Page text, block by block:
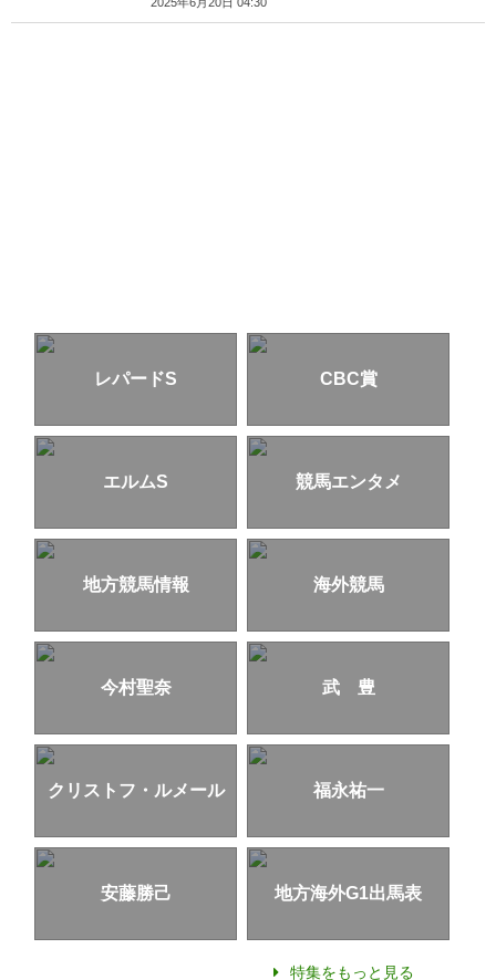
レパードS CBC賞
エルムS 競馬エンタメ
地方競馬情報 海外競馬
今村聖奈 武 豊
クリストフ・ルメール 福永祐一
安藤勝己 地方海外G1出馬表
特集をもっと見る